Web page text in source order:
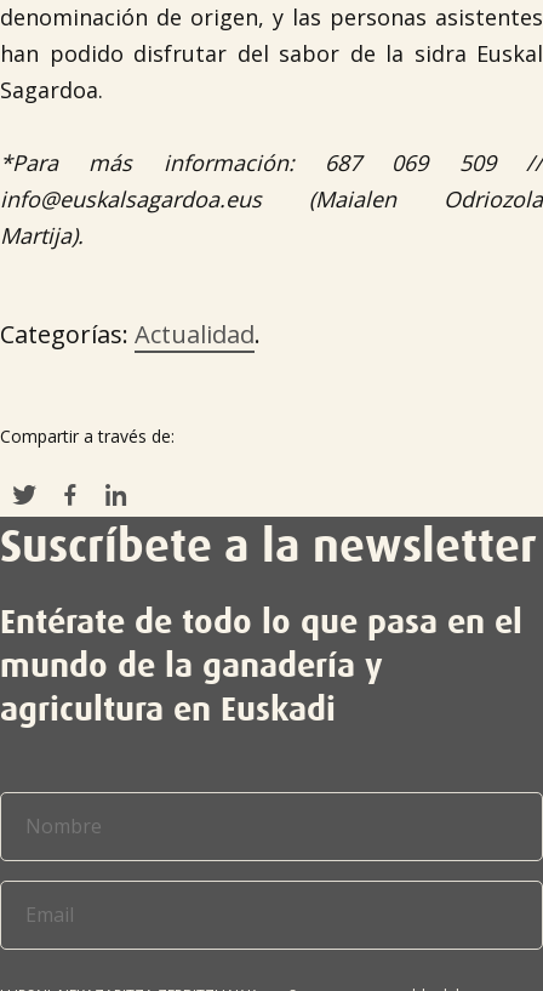
denominación de origen, y las personas asistentes
han podido disfrutar del sabor de la sidra Euskal
Sagardoa.
*Para más información: 687 069 509 //
info@euskalsagardoa.eus (Maialen Odriozola
Martija).
Categorías: Actualidad.
Compartir a través de:
Suscríbete a la newsletter
Entérate de todo lo que pasa en el
mundo de la ganadería y
agricultura en Euskadi